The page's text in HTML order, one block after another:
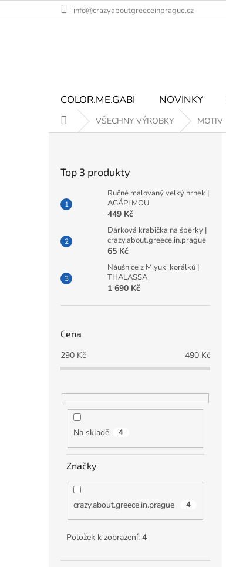
na
info@crazyaboutgreeceinprague.cz
COLOR.ME.GABI NOVINKY
Domů VŠECHNY VÝROBKY MOTIV
Top 3 produkty
Ručně malovaný velký hrnek |
AGÁPI MOU
449 Kč
Dárková krabička na šperky |
crazy.about.greece.in.prague
65 Kč
Náušnice z Miyuki korálků |
THALASSA
1 690 Kč
Cena
290 Kč 490 Kč
Na skladě 4
Značky
crazy.about.greece.in.prague 4
Položek k zobrazení: 4